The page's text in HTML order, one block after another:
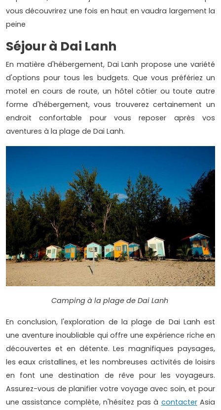
vous découvrirez une fois en haut en vaudra largement la
peine
Séjour à Dai Lanh
En matière d'hébergement, Dai Lanh propose une variété
d'options pour tous les budgets. Que vous préfériez un
motel en cours de route, un hôtel côtier ou toute autre
forme d'hébergement, vous trouverez certainement un
endroit confortable pour vous reposer après vos
aventures à la plage de Dai Lanh.
Camping à la plage de Dai Lanh
En conclusion, l'exploration de la plage de Dai Lanh est
une aventure inoubliable qui offre une expérience riche en
découvertes et en détente. Les magnifiques paysages,
les eaux cristallines, et les nombreuses activités de loisirs
en font une destination de rêve pour les voyageurs.
Assurez-vous de planifier votre voyage avec soin, et pour
une assistance complète, n'hésitez pas à contacterAsia